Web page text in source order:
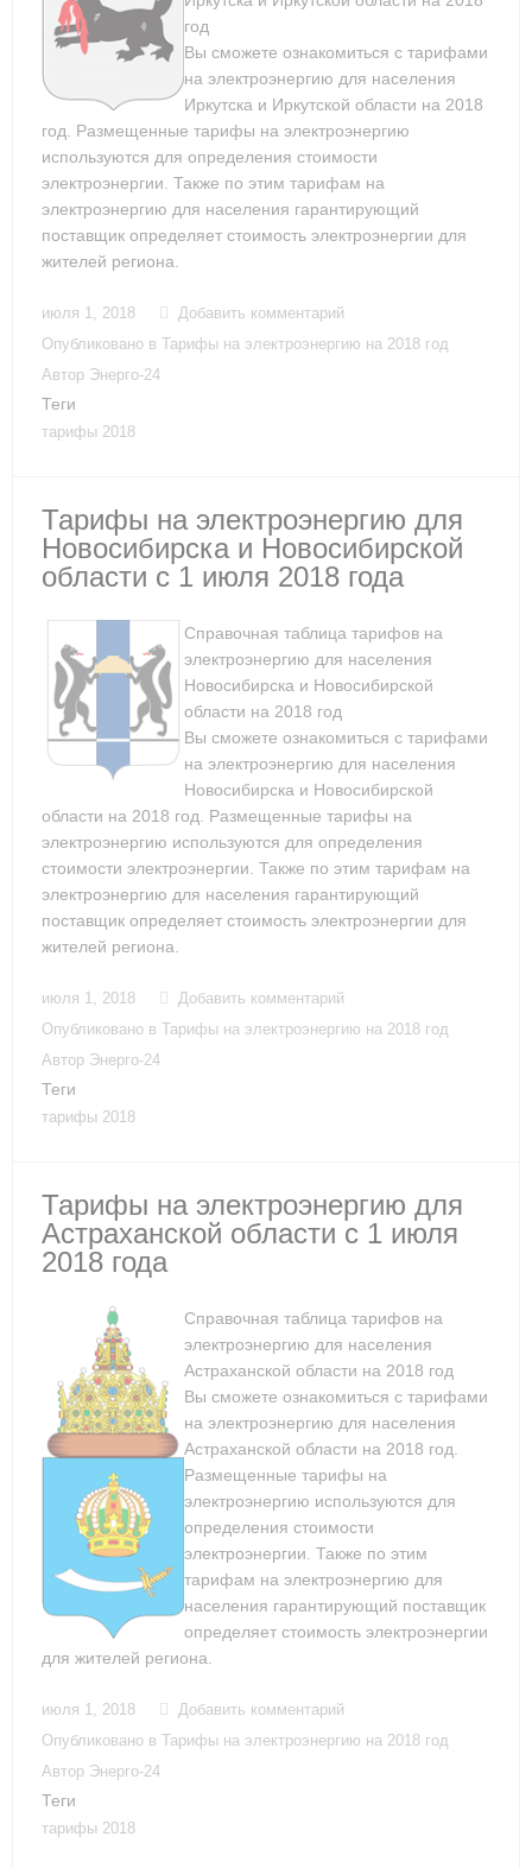
год
Вы сможете ознакомиться с тарифами
на электроэнергию для населения
Иркутска и Иркутской области на 2018
год. Размещенные тарифы на электроэнергию
используются для определения стоимости
электроэнергии. Также по этим тарифам на
электроэнергию для населения гарантирующий
поставщик определяет стоимость электроэнергии для
жителей региона.
июля 1, 2018
Добавить комментарий
Опубликовано в Тарифы на электроэнергию на 2018 год
Автор Энерго-24
Теги
тарифы 2018
Тарифы на электроэнергию для
Новосибирска и Новосибирской
области с 1 июля 2018 года
Справочная таблица тарифов на
электроэнергию для населения
Новосибирска и Новосибирской
области на 2018 год
Вы сможете ознакомиться с тарифами
на электроэнергию для населения
Новосибирска и Новосибирской
области на 2018 год. Размещенные тарифы на
электроэнергию используются для определения
стоимости электроэнергии. Также по этим тарифам на
электроэнергию для населения гарантирующий
поставщик определяет стоимость электроэнергии для
жителей региона.
июля 1, 2018
Добавить комментарий
Опубликовано в Тарифы на электроэнергию на 2018 год
Автор Энерго-24
Теги
тарифы 2018
Тарифы на электроэнергию для
Астраханской области с 1 июля
2018 года
Справочная таблица тарифов на
электроэнергию для населения
Астраханской области на 2018 год
Вы сможете ознакомиться с тарифами
на электроэнергию для населения
Астраханской области на 2018 год.
Размещенные тарифы на
электроэнергию используются для
определения стоимости
электроэнергии. Также по этим
тарифам на электроэнергию для
населения гарантирующий поставщик
определяет стоимость электроэнергии
для жителей региона.
июля 1, 2018
Добавить комментарий
Опубликовано в Тарифы на электроэнергию на 2018 год
Автор Энерго-24
Теги
тарифы 2018